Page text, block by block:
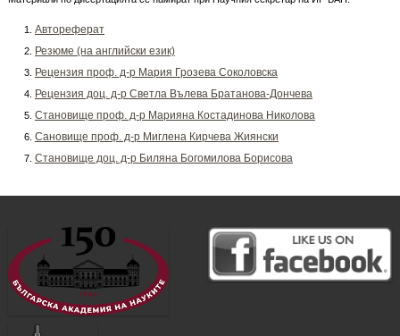
Автореферат
Резюме (на английски език)
Рецензия проф. д-р Мария Грозева Соколовска
Рецензия доц. д-р Светла Вълева Братанова-Дончева
Становище проф. д-р Марияна Костадинова Николова
Сановище проф. д-р Миглена Кирчева Жиянски
Становище доц. д-р Биляна Богомилова Борисова